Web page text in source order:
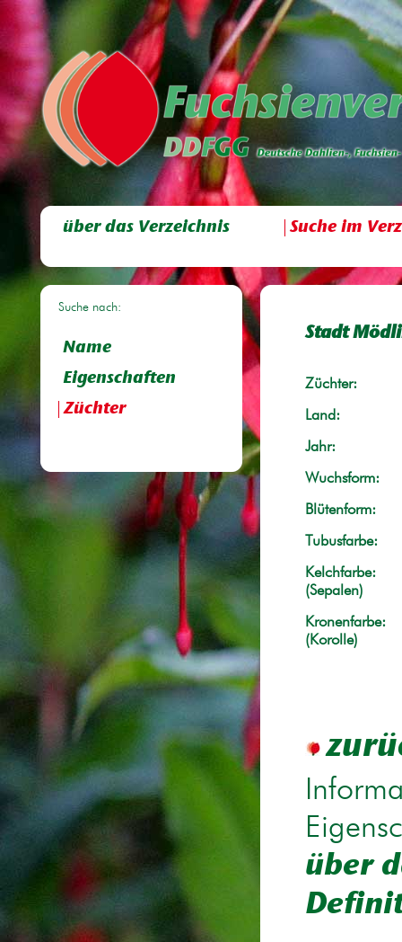
über das Verzeichnis Suche im
Suche nach:
Name
Eigenschaften
Züchter
Stadt
Züchter:
Land:
Jahr:
Wuchsform:
Blütenform:
Tubusfarbe:
Kelchfarbe:
(Sepalen)
Kronenfarbe:
(Korolle)
über